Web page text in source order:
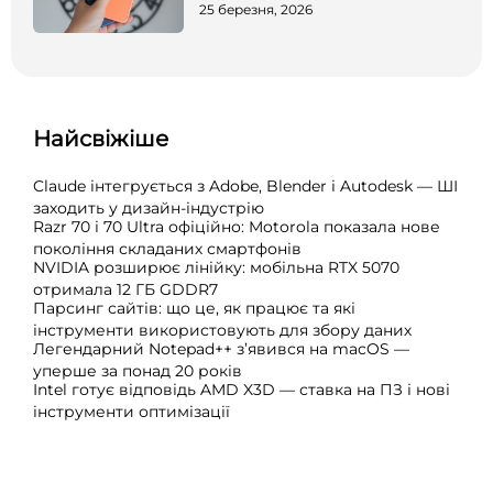
25 березня, 2026
Найсвіжіше
Claude інтегрується з Adobe, Blender і Autodesk — ШІ
заходить у дизайн-індустрію
Razr 70 і 70 Ultra офіційно: Motorola показала нове
покоління складаних смартфонів
NVIDIA розширює лінійку: мобільна RTX 5070
отримала 12 ГБ GDDR7
Парсинг сайтів: що це, як працює та які
інструменти використовують для збору даних
Легендарний Notepad++ з’явився на macOS —
уперше за понад 20 років
Intel готує відповідь AMD X3D — ставка на ПЗ і нові
інструменти оптимізації